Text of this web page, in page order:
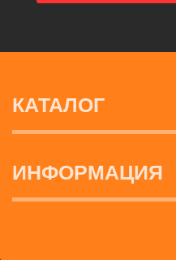
КАТАЛОГ
ИНФОРМАЦИЯ